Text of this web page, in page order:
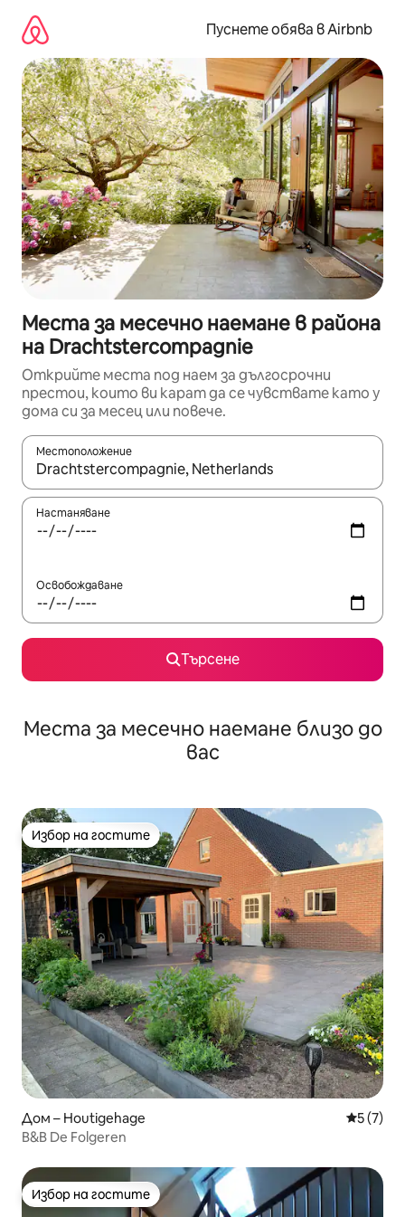
съдържанието
Пуснете обява в Airbnb
Места за месечно наемане в района
на Drachtstercompagnie
Открийте места под наем за дългосрочни
престои, които ви карат да се чувствате като у
дома си за месец или повече.
Местоположение
Когато резултатите се покажат, използвайте
Настаняване
Освобождаване
Търсене
Места за месечно наемане близо до
вас
Избор на гостите
Избор на гостите
Дом – Houtigehage Средна
5 (7)
B&B De Folgeren
Избор на гостите
Избор на гостите